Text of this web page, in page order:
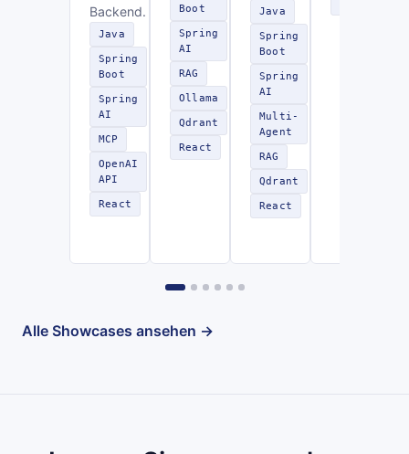
Backend.
Java
Spring
Boot
Spring
AI
MCP
OpenAI
API
React
Boot
Spring
AI
RAG
Ollama
Qdrant
React
Java
Spring
Boot
Spring
AI
Multi-
Agent
RAG
Qdrant
React
Alle Showcases ansehen →